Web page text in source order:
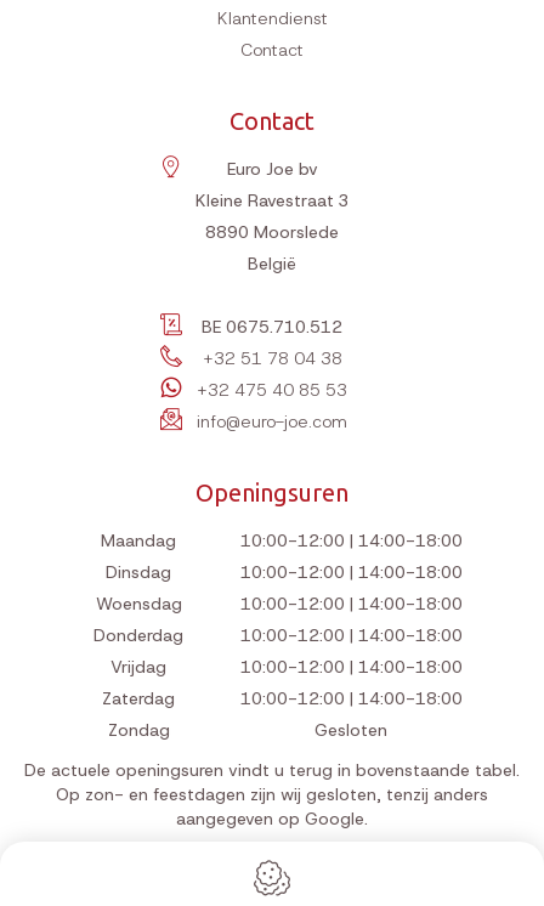
Klantendienst
Contact
Contact
Euro Joe bv
Kleine Ravestraat 3
8890 Moorslede
België
BE 0675.710.512
+32 51 78 04 38
+32 475 40 85 53
info@euro-joe.com
Openingsuren
Maandag
10:00-12:00 | 14:00-18:00
Dinsdag
10:00-12:00 | 14:00-18:00
Woensdag
10:00-12:00 | 14:00-18:00
Donderdag
10:00-12:00 | 14:00-18:00
Vrijdag
10:00-12:00 | 14:00-18:00
Zaterdag
10:00-12:00 | 14:00-18:00
Zondag
Gesloten
De actuele openingsuren vindt u terug in bovenstaande tabel.
Op zon- en feestdagen zijn wij gesloten, tenzij anders
aangegeven op Google.